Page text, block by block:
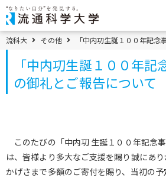
コ
ン
テ
ン
ツ
へ
移
パンくずメニュー
流科大 その他 「中内㓛生誕１００年記
「中内㓛生誕１００年記
の御礼とご報告について
このたびの「中内㓛 生誕１００年記念
は、皆様より多大なご支援を賜り誠にあ
かげさまで多額のご寄付を賜り、当初の